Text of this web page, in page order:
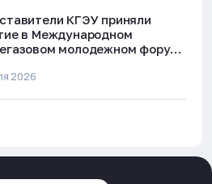
КГЭУ приняли
в Международном
молодежном форуме
2026